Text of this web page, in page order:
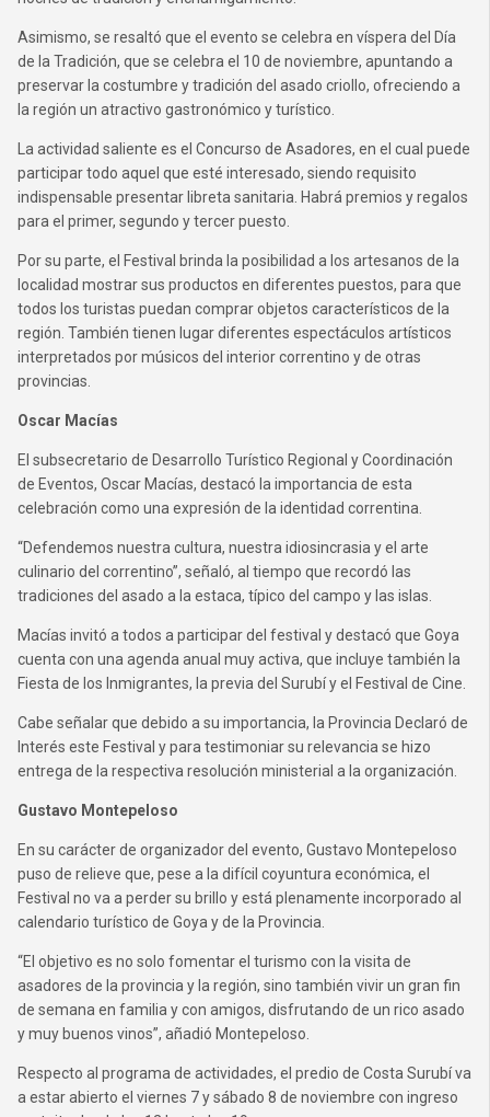
Asimismo, se resaltó que el evento se celebra en víspera del Día
de la Tradición, que se celebra el 10 de noviembre, apuntando a
preservar la costumbre y tradición del asado criollo, ofreciendo a
la región un atractivo gastronómico y turístico.
La actividad saliente es el Concurso de Asadores, en el cual puede
participar todo aquel que esté interesado, siendo requisito
indispensable presentar libreta sanitaria. Habrá premios y regalos
para el primer, segundo y tercer puesto.
Por su parte, el Festival brinda la posibilidad a los artesanos de la
localidad mostrar sus productos en diferentes puestos, para que
todos los turistas puedan comprar objetos característicos de la
región. También tienen lugar diferentes espectáculos artísticos
interpretados por músicos del interior correntino y de otras
provincias.
Oscar Macías
El subsecretario de Desarrollo Turístico Regional y Coordinación
de Eventos, Oscar Macías, destacó la importancia de esta
celebración como una expresión de la identidad correntina.
“Defendemos nuestra cultura, nuestra idiosincrasia y el arte
culinario del correntino”, señaló, al tiempo que recordó las
tradiciones del asado a la estaca, típico del campo y las islas.
Macías invitó a todos a participar del festival y destacó que Goya
cuenta con una agenda anual muy activa, que incluye también la
Fiesta de los Inmigrantes, la previa del Surubí y el Festival de Cine.
Cabe señalar que debido a su importancia, la Provincia Declaró de
Interés este Festival y para testimoniar su relevancia se hizo
entrega de la respectiva resolución ministerial a la organización.
Gustavo Montepeloso
En su carácter de organizador del evento, Gustavo Montepeloso
puso de relieve que, pese a la difícil coyuntura económica, el
Festival no va a perder su brillo y está plenamente incorporado al
calendario turístico de Goya y de la Provincia.
“El objetivo es no solo fomentar el turismo con la visita de
asadores de la provincia y la región, sino también vivir un gran fin
de semana en familia y con amigos, disfrutando de un rico asado
y muy buenos vinos”, añadió Montepeloso.
Respecto al programa de actividades, el predio de Costa Surubí va
a estar abierto el viernes 7 y sábado 8 de noviembre con ingreso